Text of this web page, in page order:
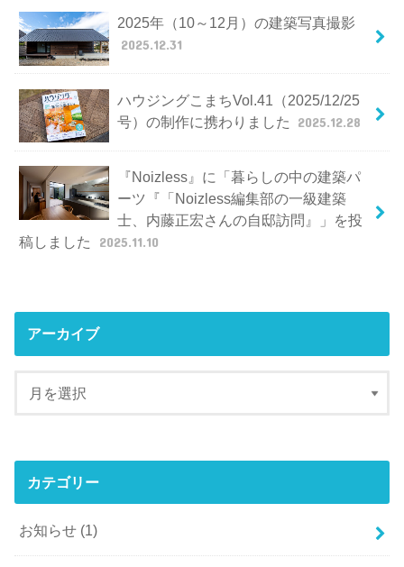
2025年（10～12月）の建築写真撮影
2025.12.31
ハウジングこまちVol.41（2025/12/25
号）の制作に携わりました
2025.12.28
『Noizless』に「暮らしの中の建築パ
ーツ『「Noizless編集部の一級建築
士、内藤正宏さんの自邸訪問』」を投
稿しました
2025.11.10
アーカイブ
カテゴリー
お知らせ (1)